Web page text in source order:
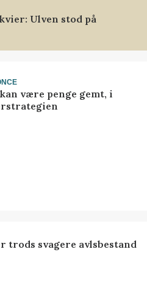
Ulven stod på
være penge gemt, i
trods svagere avlsbestand